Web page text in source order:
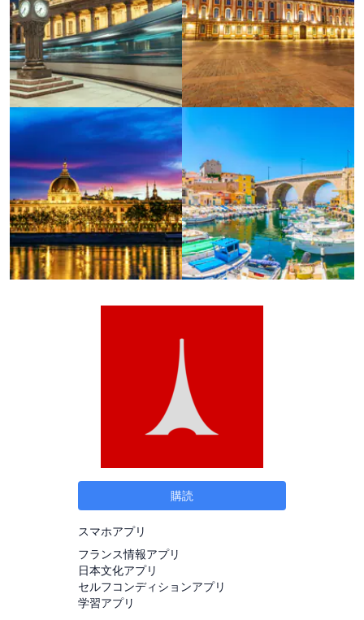
購読
スマホアプリ
フランス情報アプリ
日本文化アプリ
セルフコンディションアプリ
学習アプリ